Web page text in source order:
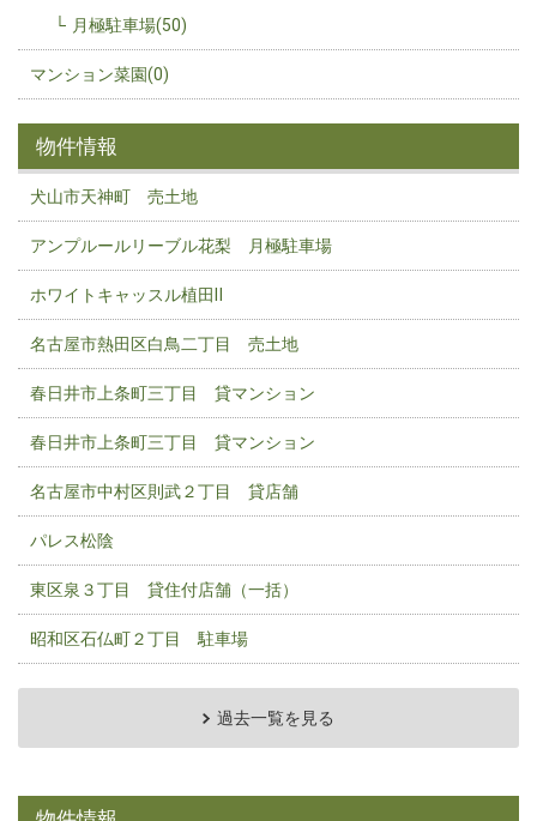
月極駐車場(50)
マンション菜園(0)
物件情報
犬山市天神町 売土地
アンプルールリーブル花梨 月極駐車場
ホワイトキャッスル植田Ⅱ
名古屋市熱田区白鳥二丁目 売土地
春日井市上条町三丁目 貸マンション
春日井市上条町三丁目 貸マンション
名古屋市中村区則武２丁目 貸店舗
パレス松陰
東区泉３丁目 貸住付店舗（一括）
昭和区石仏町２丁目 駐車場
過去一覧を見る